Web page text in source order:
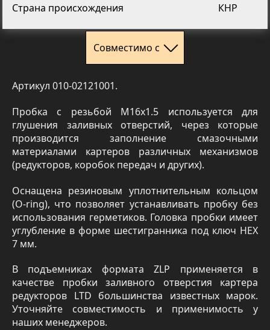
Страна происхождения
КНР
Совместимо с
Артикул 010-02121001.
Пробка с резьбой М16х1.5 используется для
глушения заливных отверстий, через которые
производится заполнение смазочными
материалами картеров различных механизмов
(редукторов, коробок передач и других).
Оснащена резиновым уплотнительным кольцом
(O-ring), что позволяет устанавливать пробку без
использования герметиков. Головка пробки имеет
углубление в форме шестигранника под ключ HEX
7 мм.
В подъемниках формата ZLP применяется в
качестве пробки заливного отверстия картера
редукторов LTD большинства известных марок.
Уточняйте совместимость и применимость у
наших менеджеров.